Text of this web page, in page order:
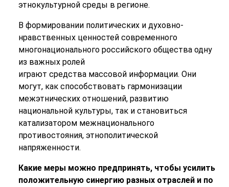
этнокультурной среды в регионе.
В формировании политическихи духовно-
нравственных ценностей современного
многонационального российского общества одну
из важных ролей
играют средства массовой информации. Они
могут, как способствовать гармонизации
межэтнических отношений, развитию
национальной культуры, так и становиться
катализатором межнационального
противостояния, этнополитической
напряженности.
Какие меры можно предпринять, чтобы усилить
положительную синергию разных отраслей и по